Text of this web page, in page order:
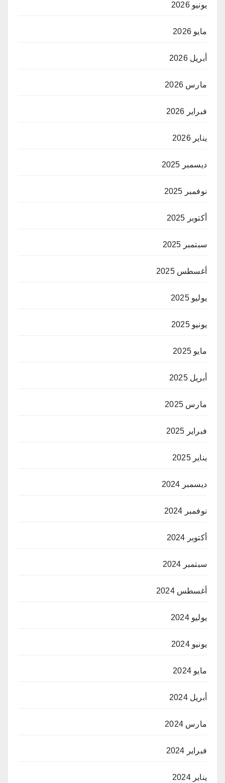
يونيو 2026
مايو 2026
أبريل 2026
مارس 2026
فبراير 2026
يناير 2026
ديسمبر 2025
نوفمبر 2025
أكتوبر 2025
سبتمبر 2025
أغسطس 2025
يوليو 2025
يونيو 2025
مايو 2025
أبريل 2025
مارس 2025
فبراير 2025
يناير 2025
ديسمبر 2024
نوفمبر 2024
أكتوبر 2024
سبتمبر 2024
أغسطس 2024
يوليو 2024
يونيو 2024
مايو 2024
أبريل 2024
مارس 2024
فبراير 2024
يناير 2024